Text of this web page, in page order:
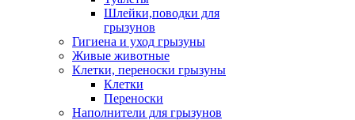
Шлейки,поводки для
грызунов
Гигиена и уход грызуны
Живые животные
Клетки, переноски грызуны
Клетки
Переноски
Наполнители для грызунов